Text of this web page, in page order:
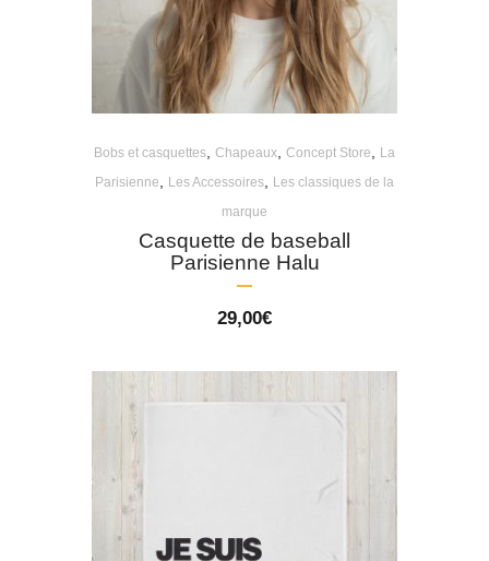
Bobs et casquettes Chapeaux Concept Store
La
Parisienne
Les Accessoires
Les classiques de la
marque
Casquette de baseball
Parisienne Halu
29,00€